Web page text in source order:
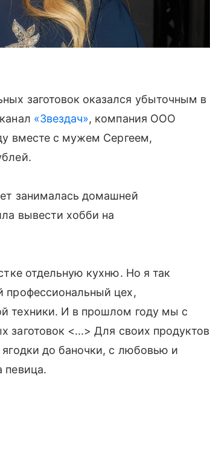
заготовок оказался убыточным в
«Звездач», компания ООО
вместе с мужем Сергеем,
занималась домашней
вывести хобби на
отдельную кухню. Но я так
профессиональный цех,
техники. И в прошлом году мы с
заготовок <...> Для своих продуктов
до баночки, с любовью и
певица.